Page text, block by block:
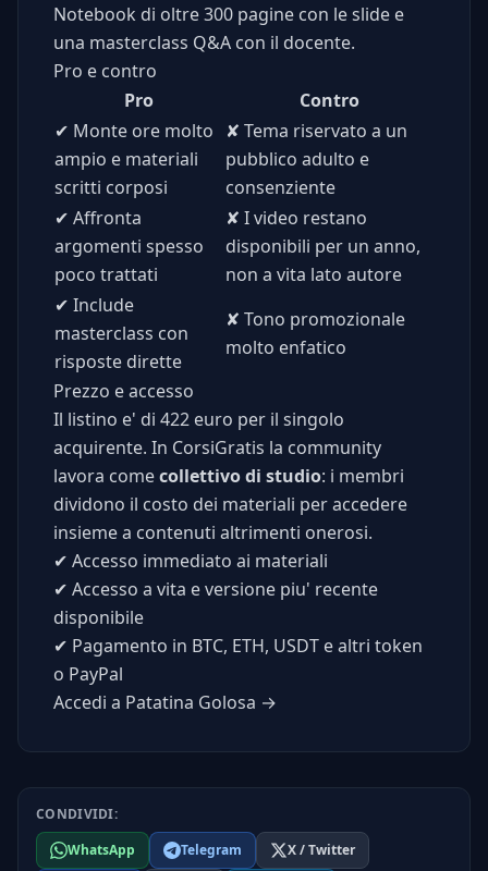
Notebook di oltre 300 pagine con le slide e
una masterclass Q&A con il docente.
Pro e contro
Pro
Contro
✔ Monte ore molto
ampio e materiali
scritti corposi
✘ Tema riservato a un
pubblico adulto e
consenziente
✔ Affronta
argomenti spesso
poco trattati
✘ I video restano
disponibili per un anno,
non a vita lato autore
✔ Include
masterclass con
risposte dirette
✘ Tono promozionale
molto enfatico
Prezzo e accesso
Il listino e' di 422 euro per il singolo
acquirente. In CorsiGratis la community
lavora comecollettivo di studio: i membri
dividono il costo dei materiali per accedere
insieme a contenuti altrimenti onerosi.
✔ Accesso immediato ai materiali
✔ Accesso a vita e versione piu' recente
disponibile
✔ Pagamento in BTC, ETH, USDT e altri token
o PayPal
Accedi a Patatina Golosa →
CONDIVIDI:
WhatsApp
Telegram
X / Twitter